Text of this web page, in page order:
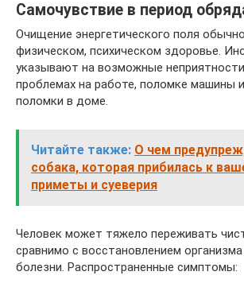
Самочувствие в период
Очищение энергетического поля
физическом, психическом здоровье.
указывают на возможные
проблемах на работе, поломке машины
поломки в доме.
Читайте также: О чем
собака, которая прибилась к
приметы и суеверия
Человек может тяжело переживать
сравнимо с восстановлением
болезни. Распространенные симптомы: